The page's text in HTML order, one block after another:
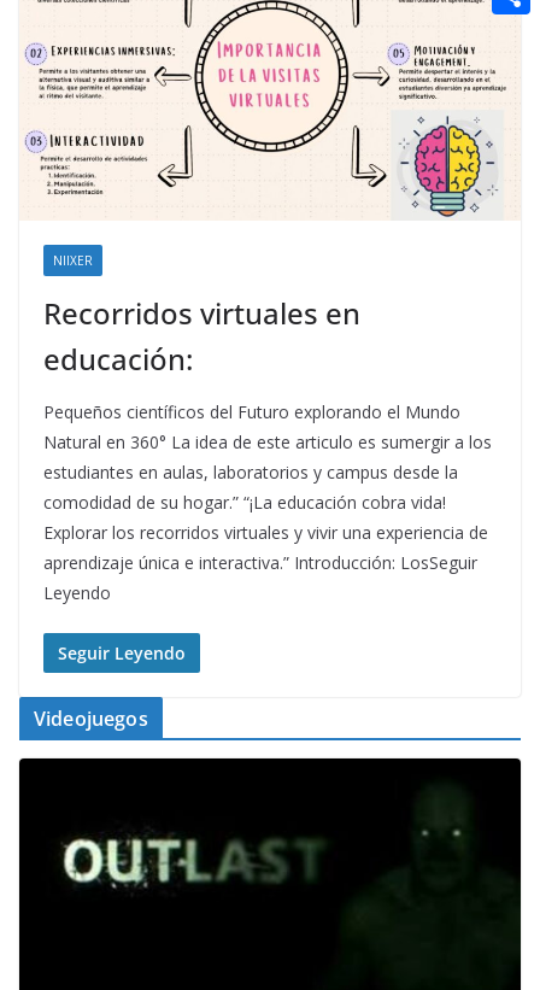
NIIXER
Recorridos virtuales en
educación:
Pequeños científicos del Futuro explorando el Mundo
Natural en 360° La idea de este articulo es sumergir a los
estudiantes en aulas, laboratorios y campus desde la
comodidad de su hogar.” “¡La educación cobra vida!
Explorar los recorridos virtuales y vivir una experiencia de
aprendizaje única e interactiva.” Introducción: LosSeguir
Leyendo
Seguir Leyendo
Videojuegos
n
rr
s
t
a
l
i
t
o
p
a